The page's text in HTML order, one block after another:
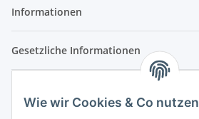
Wie wir Cookies & Co nutzen
Informationen
Gesetzliche Informationen